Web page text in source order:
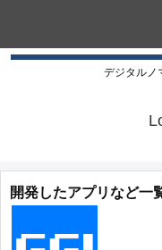
デジタルノ
開発したアプリなど一